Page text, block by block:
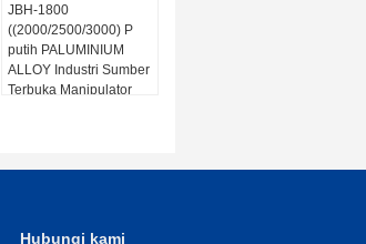
JBH-1800
((2000/2500/3000) P
putih PALUMINIUM
ALLOY Industri Sumber
Terbuka Manipulator
Hubungi kami